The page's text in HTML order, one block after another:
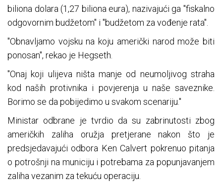
biliona dolara (1,27 biliona eura), nazivajući ga "fiskalno
odgovornim budžetom" i "budžetom za vođenje rata".
"Obnavljamo vojsku na koju američki narod može biti
ponosan", rekao je Hegseth.
"Onaj koji ulijeva ništa manje od neumoljivog straha
kod naših protivnika i povjerenja u naše saveznike.
Borimo se da pobijedimo u svakom scenariju."
Ministar odbrane je tvrdio da su zabrinutosti zbog
američkih zaliha oružja pretjerane nakon što je
predsjedavajući odbora Ken Calvert pokrenuo pitanja
o potrošnji na municiju i potrebama za popunjavanjem
zaliha vezanim za tekuću operaciju.